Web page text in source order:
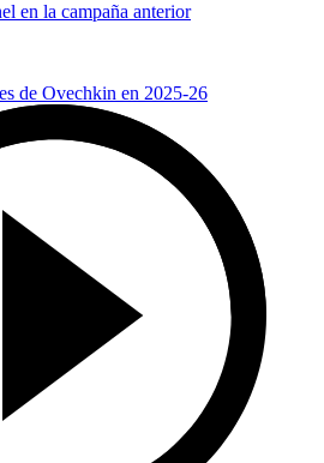
en la campaña anterior